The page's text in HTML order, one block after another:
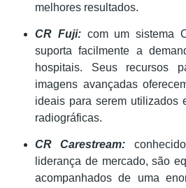
melhores resultados.
CR Fuji:com um sistema
suporta facilmente a
hospitais. Seus recursos
imagens avançadas
ideais para serem utilizados
radiográficas.
CR Carestream:
liderança de mercado, são
acompanhados de uma